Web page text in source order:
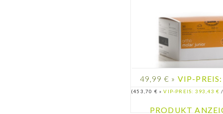
49,99 € » VIP-
(453,70 € »VIP-PREIS: 393,43 €
PRODUKT